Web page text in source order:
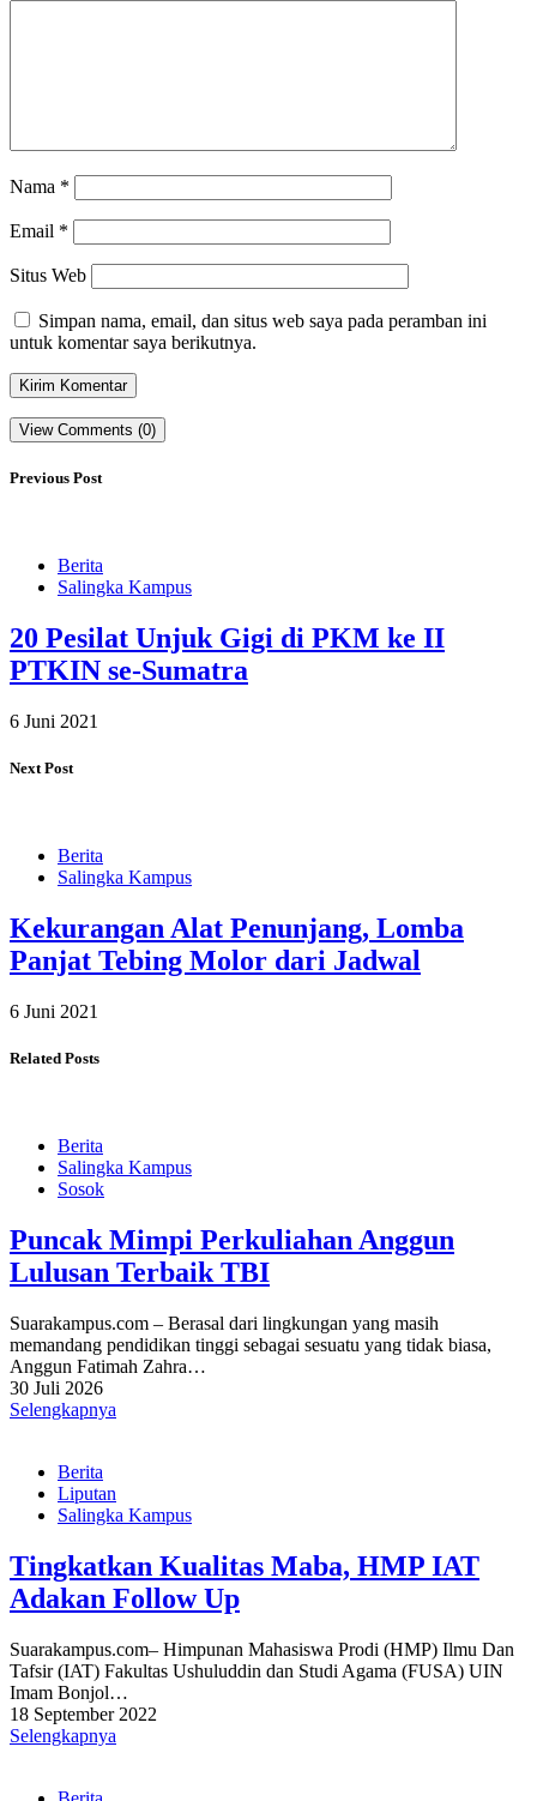
Nama *
Email *
Situs Web
Simpan nama, email, dan situs web saya pada peramban ini
untuk komentar saya berikutnya.
View Comments (0)
Previous Post
Berita
Salingka Kampus
20 Pesilat Unjuk Gigi di PKM ke II
PTKIN se-Sumatra
6 Juni 2021
Next Post
Berita
Salingka Kampus
Kekurangan Alat Penunjang, Lomba
Panjat Tebing Molor dari Jadwal
6 Juni 2021
Related Posts
Berita
Salingka Kampus
Sosok
Puncak Mimpi Perkuliahan Anggun
Lulusan Terbaik TBI
Suarakampus.com – Berasal dari lingkungan yang masih
memandang pendidikan tinggi sebagai sesuatu yang tidak biasa,
Anggun Fatimah Zahra…
30 Juli 2026
Selengkapnya
Berita
Liputan
Salingka Kampus
Tingkatkan Kualitas Maba, HMP IAT
Adakan Follow Up
Suarakampus.com– Himpunan Mahasiswa Prodi (HMP) Ilmu Dan
Tafsir (IAT) Fakultas Ushuluddin dan Studi Agama (FUSA) UIN
Imam Bonjol…
18 September 2022
Selengkapnya